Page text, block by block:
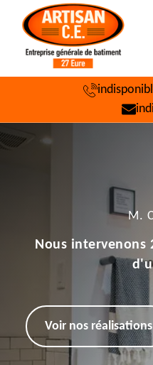
M.
Nous intervenons
Voir nos réalisations